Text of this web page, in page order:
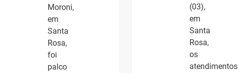
Moroni,
em
Santa
Rosa,
foi
palco
(03),
em
Santa
Rosa,
os
atendimentos